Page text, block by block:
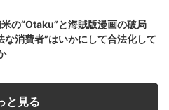
の“Otaku”と海賊版漫画の破局
な消費者”はいかにして合法化して
と見る